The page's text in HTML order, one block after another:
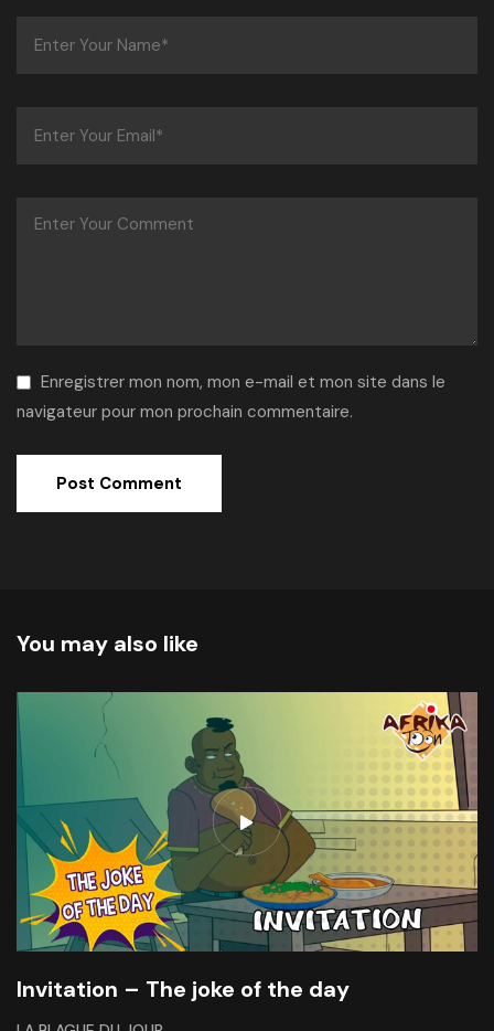
Enregistrer mon nom, mon e-mail et mon site dans le
navigateur pour mon prochain commentaire.
You may also like
Invitation – The joke of the day